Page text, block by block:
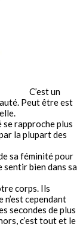
C’est un
Peut être est
se rapproche plus
la plupart des
sa féminité pour
sentir bien dans sa
corps. Ils
cependant
secondes de plus
c’est tout et le